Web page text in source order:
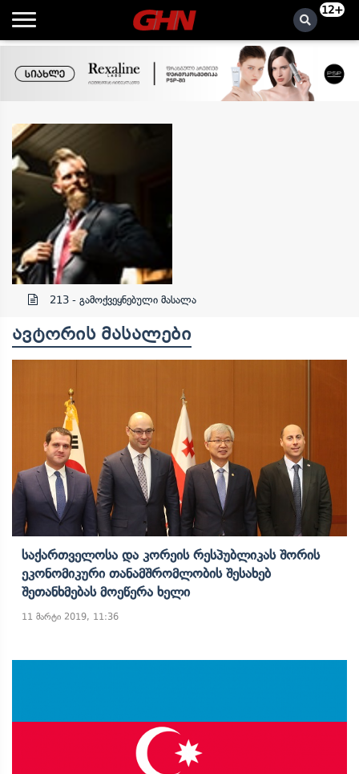
12+
. .
213 - გამოქვეყნებული მასალა
ავტორის მასალები
Საქართველოსა Და Კორეის Რესპუბლიკას Შორის
Ეკონომიკური Თანამშრომლობის Შესახებ
Შეთანხმებას Მოეწერა Ხელი
11 მარტი 2019, 11:36